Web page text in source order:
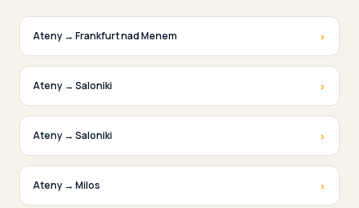
Ateny → Frankfurt nad Menem ›
Ateny → Saloniki ›
Ateny → Saloniki ›
Ateny → Milos ›